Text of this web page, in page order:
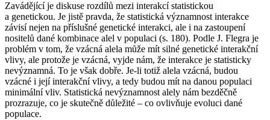
Zavádějící je diskuse rozdílů mezi interakcí statistickou
a genetickou. Je jistě pravda, že statistická významnost interakce
závisí nejen na příslušné genetické interakci, ale i na zastoupení
nositelů dané kombinace alel v populaci (s. 180). Podle J. Flegra je
problém v tom, že vzácná alela může mít silné genetické interakční
vlivy, ale protože je vzácná, vyjde nám, že interakce je statisticky
nevýznamná. To je však dobře. Je-li totiž alela vzácná, budou
vzácné i její interakční vlivy, a tedy budou mít na danou populaci
minimální vliv. Statistická nevýznamnost alely nám bezděčně
prozrazuje, co je skutečně důležité – co ovlivňuje evoluci dané
populace.